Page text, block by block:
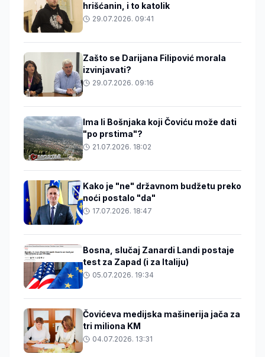
hrišćanin, i to katolik
29.07.2026. 09:41
Zašto se Darijana Filipović morala
izvinjavati?
29.07.2026. 09:16
Ima li Bošnjaka koji Čoviću može dati
"po prstima"?
21.07.2026. 18:02
Kako je "ne" državnom budžetu preko
noći postalo "da"
17.07.2026. 18:47
Bosna, slučaj Zanardi Landi postaje
test za Zapad (i za Italiju)
05.07.2026. 19:34
Čovićeva medijska mašinerija jača za
tri miliona KM
04.07.2026. 13:31